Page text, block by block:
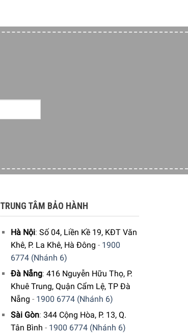
TRUNG TÂM BẢO HÀNH
Hà Nội: Số 04, Liền Kề 19, KĐT Văn
Khê, P. La Khê, Hà Đông - 1900
6774 (Nhánh 6)
Đà Nẵng: 416 Nguyễn Hữu Thọ, P.
Khuê Trung, Quận Cẩm Lệ, TP Đà
Nẵng - 1900 6774 (Nhánh 6)
Sài Gòn: 344 Cộng Hòa, P. 13, Q.
Tân Bình - 1900 6774 (Nhánh 6)